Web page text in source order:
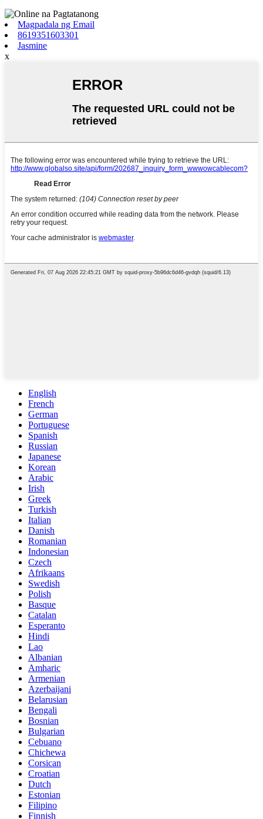
Magpadala ng Email
8619351603301
Jasmine
x
English
French
German
Portuguese
Spanish
Russian
Japanese
Korean
Arabic
Irish
Greek
Turkish
Italian
Danish
Romanian
Indonesian
Czech
Afrikaans
Swedish
Polish
Basque
Catalan
Esperanto
Hindi
Lao
Albanian
Amharic
Armenian
Azerbaijani
Belarusian
Bengali
Bosnian
Bulgarian
Cebuano
Chichewa
Corsican
Croatian
Dutch
Estonian
Filipino
Finnish